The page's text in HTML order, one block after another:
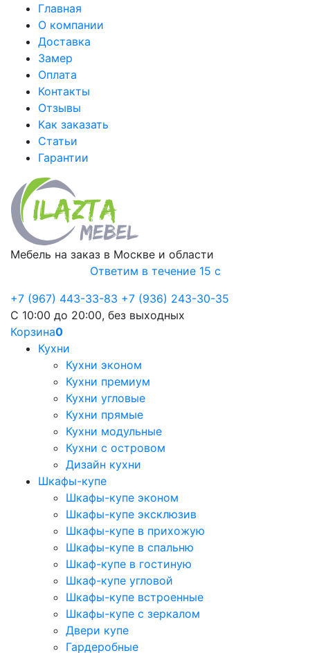
Главная
О компании
Доставка
Замер
Оплата
Контакты
Отзывы
Как заказать
Статьи
Гарантии
Мебель на заказ в Москве и области
Ответим в течение 15 с
+7 (967) 443-33-83 +7 (936) 243-30-35
С 10:00 до 20:00, без выходных
Корзина0
Кухни
Кухни эконом
Кухни премиум
Кухни угловые
Кухни прямые
Кухни модульные
Кухни с островом
Дизайн кухни
Шкафы-купе
Шкафы-купе эконом
Шкафы-купе эксклюзив
Шкафы-купе в прихожую
Шкафы-купе в спальню
Шкаф-купе в гостиную
Шкаф-купе угловой
Шкафы-купе встроенные
Шкафы-купе с зеркалом
Двери купе
Гардеробные